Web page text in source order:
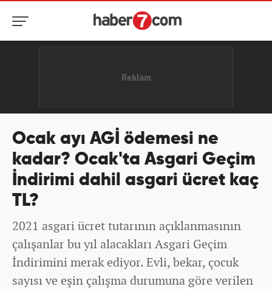
Ocak ayı AGİ ödemesi ne
kadar? Ocak'ta Asgari Geçim
İndirimi dahil asgari ücret kaç
TL?
2021 asgari ücret tutarının açıklanmasının
çalışanlar bu yıl alacakları Asgari Geçim
İndirimini merak ediyor. Evli, bekar, çocuk
sayısı ve eşin çalışma durumuna göre verilen